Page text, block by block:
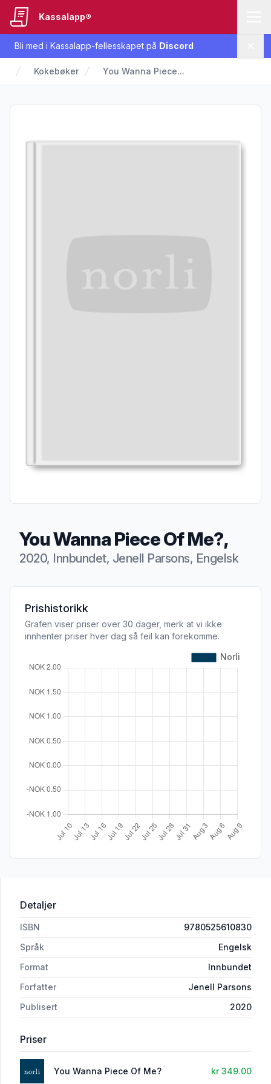
Bli med i Kassalapp-fellesskapet på Discord
Kassalapp®
Kokebøker You Wanna Piece...
You Wanna Piece Of Me?,
2020, Innbundet, Jenell Parsons, Engelsk
Produktbeskrivelse
Prishistorikk
Grafen viser priser over 30 dager, merk at vi ikke
innhenter priser hver dag så feil kan forekomme.
Detaljer
ISBN
9780525610830
Språk
Engelsk
Format
Innbundet
Forfatter
Jenell Parsons
Publisert
2020
Priser
You Wanna Piece Of Me? kr 349.00